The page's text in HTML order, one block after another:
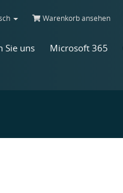
Warenkorb ansehen
Sie uns Microsoft 365